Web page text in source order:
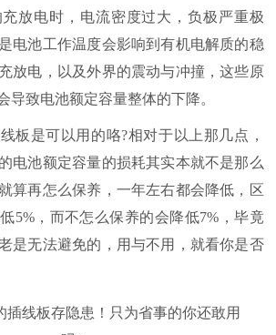
放电时，电流密度过大，负极严重极
电池工作温度会影响到有机电解质的稳
放电，以及外界的震动与冲撞，这些原
导致电池额定容量整体的下降。
是可以用的咯?相对于以上那几点，
电池额定容量的损耗其实本就不是那么
算再怎么保养，一年左右都会降低，区
5%，而不怎么保养的会降低7%，毕竟
是无法避免的，用与不用，就看你是否